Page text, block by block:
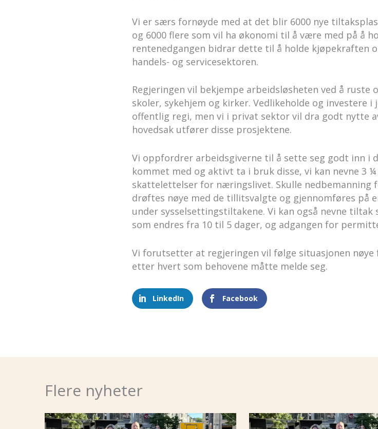
Vi er særs fornøyde med at det blir 6000 nye
og 6000 flere som vil ha økonomi til å være med på å
rentenedgangen bidrar dette til å holde kjøpekraften
handels- og servicesektoren.
Regjeringen vil bekjempe arbeidsløsheten ved å ruste
skoler, sykehjem og kirker. Vedlikeholde og investere
offentlig regi, men vi i privat sektor vil dra godt nytte
hovedsak utfører disse prosjektene.
Vi oppfordrer arbeidsgiverne til å sette seg godt inn i
kommet med og aktivt ta i bruk disse, vi kan nevne 3
skattelettelser for næringslivet. Skulle
drøftes nøye med de tillitsvalgte og gjennomføres på
under sysselsettingstiltakene. Vi kan også nevne
som endres fra 10 til 5 dager, og adgangen for
Vi forutsetter at regjeringen vil følge situasjonen nøye
etter hvert som behovene måtte melde seg.
LinkedIn Facebook
Flere nyheter